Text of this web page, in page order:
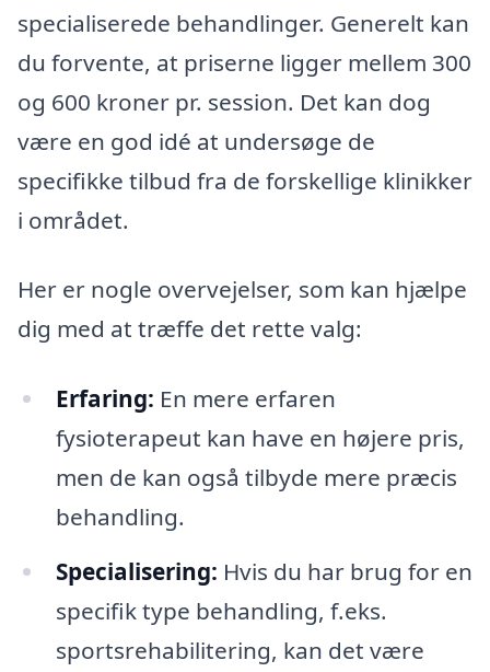
specialiserede behandlinger. Generelt kan
du forvente, at priserne ligger mellem 300
og 600 kroner pr. session. Det kan dog
være en god idé at undersøge de
specifikke tilbud fra de forskellige klinikker
i området.
Her er nogle overvejelser, som kan hjælpe
dig med at træffe det rette valg:
Erfaring: En mere erfaren
fysioterapeut kan have en højere pris,
men de kan også tilbyde mere præcis
behandling.
Specialisering: Hvis du har brug for en
specifik type behandling, f.eks.
sportsrehabilitering, kan det være